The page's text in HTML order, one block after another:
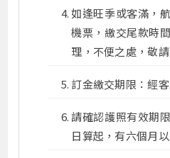
如逢旺季或客滿，
機票，繳交尾款時
理，不便之處，敬請
訂金繳交期限：經
請確認護照有效期
日算起，有六個月